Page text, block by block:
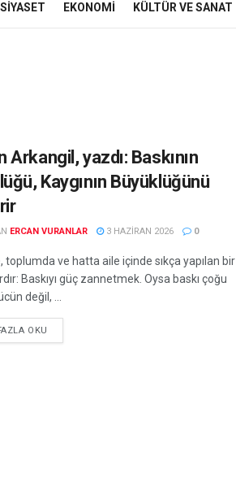
SIYASET EKONOMI KÜLTÜR VE SANAT
Arkangil, yazdı: Baskının
Kaygının Büyüklüğünü
ERCAN VURANLAR 3 HAZIRAN 2026 0
toplumda ve hatta aile içinde sıkça yapılan bir
Baskıyı güç zannetmek. Oysa baskı çoğu
değil, ...
OKU